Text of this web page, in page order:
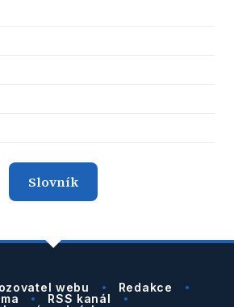
Slovník
webu
Redakce
RSS kanál